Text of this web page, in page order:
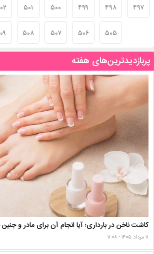
۴۹۷ ۴۹۸ ۴۹۹ ۵۰۰ ۵۰۱
۵۰۵ ۵۰۶ ۵۰۷ ۵۰۸
پربازدیدترین‌های هفته
کاشت ناخن در بارداری؛ آیا انجام آن برای مادر و
۱۱ مرداد ۱۴۰۵ - ۱۱:۰۸